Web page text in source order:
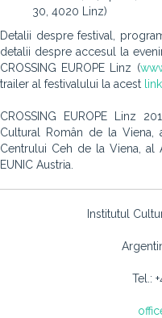
30, 4020 Linz)
Detalii despre festival,
detalii despre accesul la
CROSSING EUROPE Linz (
trailer al festivalului la acest link
CROSSING EUROPE Linz
Cultural Român de la Viena,
Centrului Ceh de la Viena, al
EUNIC Austria.
Institutul
Tel.: